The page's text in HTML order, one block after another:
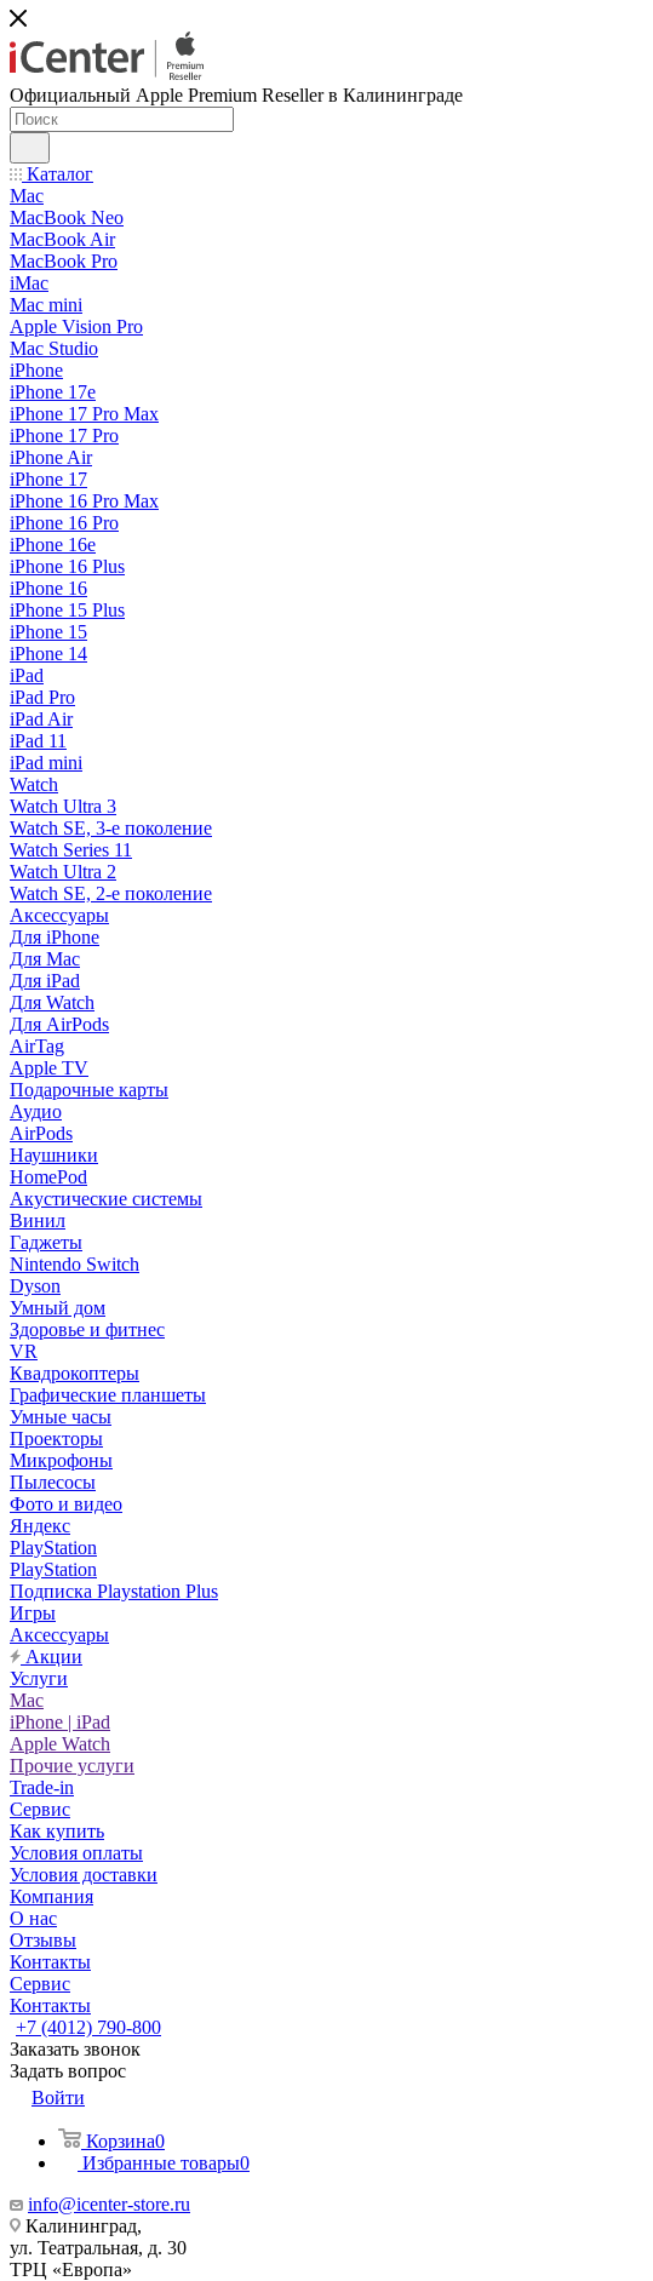
Официальный Apple Premium Reseller в Калининграде
Каталог
Mac
MacBook Neo
MacBook Air
MacBook Pro
iMac
Mac mini
Apple Vision Pro
Mac Studio
iPhone
iPhone 17e
iPhone 17 Pro Max
iPhone 17 Pro
iPhone Air
iPhone 17
iPhone 16 Pro Max
iPhone 16 Pro
iPhone 16e
iPhone 16 Plus
iPhone 16
iPhone 15 Plus
iPhone 15
iPhone 14
iPad
iPad Pro
iPad Air
iPad 11
iPad mini
Watch
Watch Ultra 3
Watch SE, 3-е поколение
Watch Series 11
Watch Ultra 2
Watch SE, 2-е поколение
Аксессуары
Для iPhone
Для Mac
Для iPad
Для Watch
Для AirPods
AirTag
Apple TV
Подарочные карты
Аудио
AirPods
Наушники
HomePod
Акустические системы
Винил
Гаджеты
Nintendo Switch
Dyson
Умный дом
Здоровье и фитнес
VR
Квадрокоптеры
Графические планшеты
Умные часы
Проекторы
Микрофоны
Пылесосы
Фото и видео
Яндекс
PlayStation
PlayStation
Подписка Playstation Plus
Игры
Аксессуары
Акции
Услуги
Mac
iPhone | iPad
Apple Watch
Прочие услуги
Trade-in
Сервис
Как купить
Условия оплаты
Условия доставки
Компания
О нас
Отзывы
Контакты
Сервис
Контакты
+7 (4012) 790-800
Заказать звонок
Задать вопрос
Войти
Корзина0
Избранные товары0
info@icenter-store.ru
Калининград,
ул. Театральная, д. 30
ТРЦ «Европа»